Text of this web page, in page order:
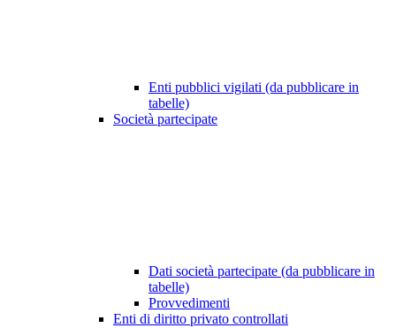
Enti pubblici vigilati (da pubblicare in
tabelle)
Società partecipate
Dati società partecipate (da pubblicare in
tabelle)
Provvedimenti
Enti di diritto privato controllati